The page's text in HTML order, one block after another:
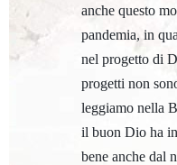
anche questo
pandemia, in
nel progetto di
progetti non
leggiamo nella
il buon Dio ha
bene anche dal